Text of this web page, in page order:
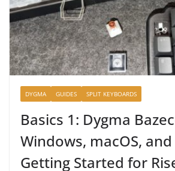
DYGMA GUIDES SPLIT KEYBOARDS
Basics 1: Dygma
Windows, macOS,
Getting Started for